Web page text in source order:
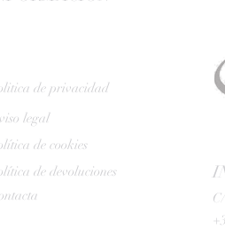
de privacidad
legal
de cookies
de devoluciones